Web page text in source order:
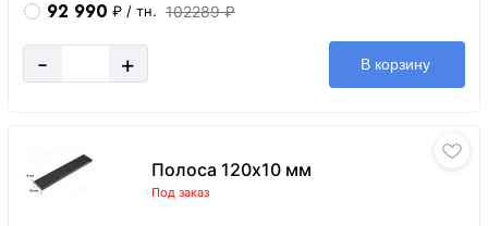
92 990 ₽ / тн. 102289 ₽
- + В корзину
Полоса 120х10 мм
Под заказ